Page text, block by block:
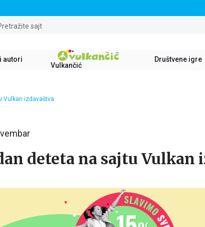
sajt
autori
Vulkančić
Društvene igre
Vulkan izdavaštva
deteta na sajtu Vulkan